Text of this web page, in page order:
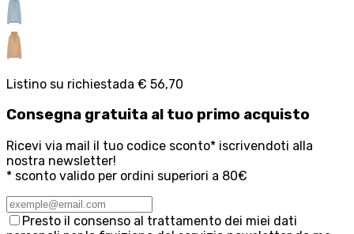
Listino su richiestada € 56,70
Consegna gratuita al tuo primo acquisto
Ricevi via mail il tuo codice sconto* iscrivendoti alla
nostra newsletter!
* sconto valido per ordini superiori a 80€
Presto il consenso al trattamento dei miei dati